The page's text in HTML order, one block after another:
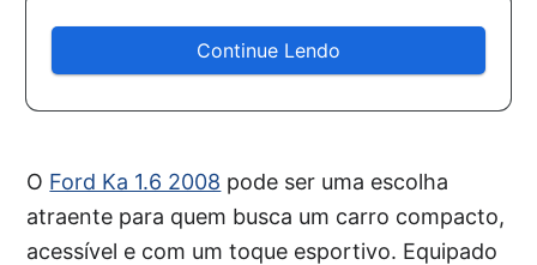
Continue Lendo
O Ford Ka 1.6 2008 pode ser uma escolha
atraente para quem busca um carro compacto,
acessível e com um toque esportivo. Equipado